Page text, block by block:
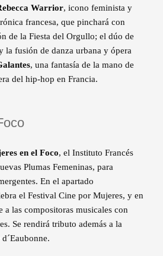
Warrior, icono feminista y
francesa, que pinchará con
de la Fiesta del Orgullo; el dúo de
la fusión de danza urbana y ópera
, una fantasía de la mano de
del hip-hop en Francia.
en el Foco, el Instituto Francés
Plumas Femeninas, para
En el apartado
el Festival Cine por Mujeres, y en
a las compositoras musicales con
Se rendirá tributo además a la